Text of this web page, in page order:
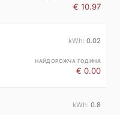
€ 10.97
0.02
€ 0.00
0.8